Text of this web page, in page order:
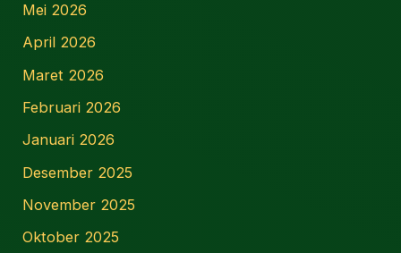
Mei 2026
April 2026
Maret 2026
Februari 2026
Januari 2026
Desember 2025
November 2025
Oktober 2025